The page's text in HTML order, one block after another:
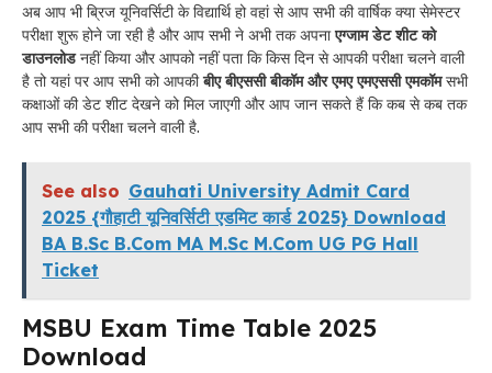
अब आप भी ब्रिज यूनिवर्सिटी के विद्यार्थि हो वहां से आप सभी की वार्षिक क्या सेमेस्टर
परीक्षा शुरू होने जा रही है और आप सभी ने अभी तक अपनाएग्जाम डेट शीट को
डाउनलोडनहीं किया और आपको नहीं पता कि किस दिन से आपकी परीक्षा चलने वाली
है तो यहां पर आप सभी को आपकीबीए बीएससी बीकॉम और एमए एमएससी एमकॉमसभी
कक्षाओं की डेट शीट देखने को मिल जाएगी और आप जान सकते हैं कि कब से कब तक
आप सभी की परीक्षा चलने वाली है.
See also Gauhati University Admit Card
2025 {गौहाटी यूनिवर्सिटी एडमिट कार्ड 2025} Download
BA B.Sc B.Com MA M.Sc M.Com UG PG Hall
Ticket
MSBU Exam Time Table 2025
Download